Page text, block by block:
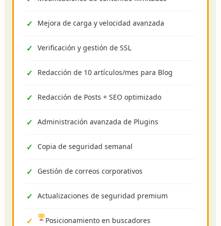
Mejora de carga y velocidad avanzada
Verificación y gestión de SSL
Redacción de 10 artículos/mes para Blog
Redacción de Posts + SEO optimizado
Administración avanzada de Plugins
Copia de seguridad semanal
Gestión de correos corporativos
Actualizaciones de seguridad premium
Posicionamiento en buscadores